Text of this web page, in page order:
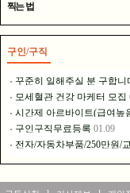
장풍홀딩스는 이런 일을
찍는 법
구인/구직